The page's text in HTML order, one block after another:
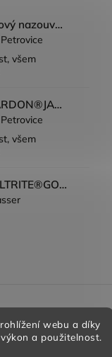
webu a díky
a použitelnost.
Dámský volnočasový nazouvák ARDON®JUNO - růžová
všem
Dámské kalhoty ARDON®JASVENA šedá
všem
Tričko ARDON®ULTRITE®GO! dámské růžová